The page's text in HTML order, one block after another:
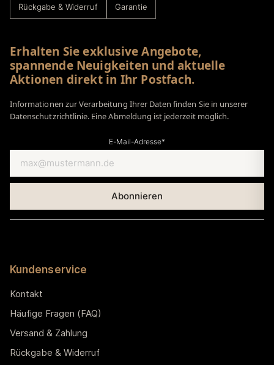
Rückgabe & Widerruf Garantie
Erhalten Sie exklusive Angebote,
spannende Neuigkeiten und aktuelle
Aktionen direkt in Ihr Postfach.
Informationen zur Verarbeitung Ihrer Daten finden Sie in unserer
Datenschutzrichtlinie. Eine Abmeldung ist jederzeit möglich.
E-Mail-Adresse*
Kundenservice
Kontakt
Häufige Fragen (FAQ)
Versand & Zahlung
Rückgabe & Widerruf